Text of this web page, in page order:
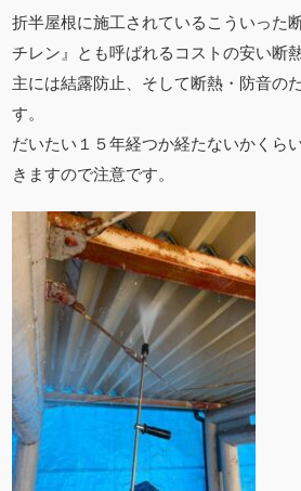
折半屋根に施工されているこういった
チレン』とも呼ばれるコストの安い断熱
主には結露防止、そして断熱・防音の
す。
だいたい１５年経つか経たないかくら
きますので注意です。